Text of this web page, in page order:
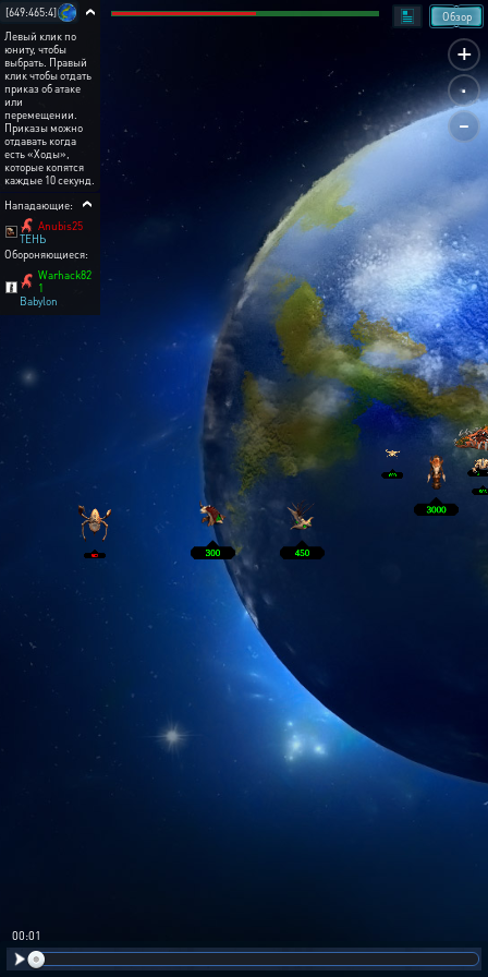
+
.
-
Обзор
[649:465:4]
Левый клик по
юниту, чтобы
выбрать. Правый
клик чтобы отдать
приказ об атаке
или
перемещении.
Приказы можно
отдавать когда
есть «Ходы»,
которые копятся
каждые 10 секунд.
Нападающие:
Anubis25
ТЕНЬ
Обороняющиеся:
Warhack82
1
Babylon
00:02